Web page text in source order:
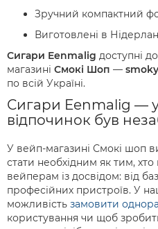
Зручний компактний
Виготовлені в
Сигари Eenmalig доступні
магазині Смокі Шоп —
по всій Україні.
Сигари Eenmalig —
відпочинок був
У вейп-магазині Смокі шоп
стати необхідним як тим,
вейперам із досвідом: від
професійних пристроїв. У
можливість замовити
користування чи щоб